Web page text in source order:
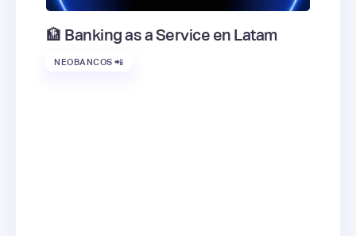
🏦 Banking as a Service en Latam
NEOBANCOS 📲